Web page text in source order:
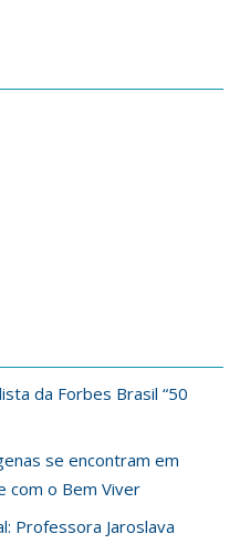
da Forbes Brasil “50
se encontram em
com o Bem Viver
Professora Jaroslava